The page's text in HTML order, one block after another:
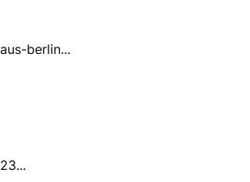
berlin...